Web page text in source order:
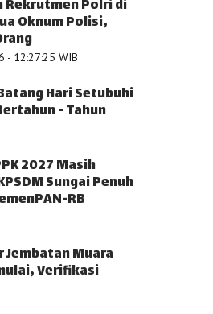
Rekrutmen Polri di
Oknum Polisi,
- 12:27:25 WIB
Hari Setubuhi
- Tahun
2027 Masih
Sungai Penuh
RB
Jembatan Muara
Verifikasi